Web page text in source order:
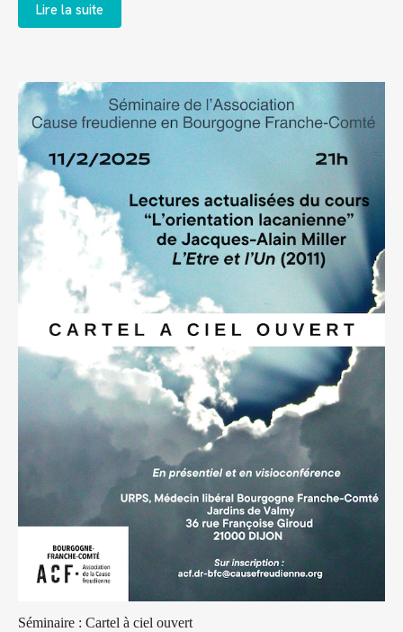
Lire la suite
Séminaire : Cartel à ciel ouvert